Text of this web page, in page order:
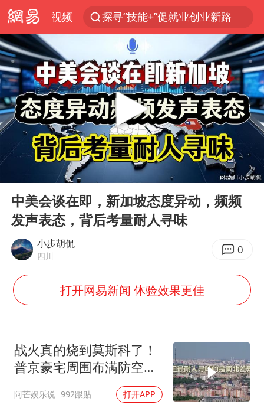
视频
探寻“技能+”促就业创业新路
41岁女子为鼓励女儿考上985研究生
美国退回1000亿美元关税
24小时不关空调 电费反而更低？
维持强台风级！白海豚直奔华东沿海
河南试行周五下午弹性离岗
李亚鹏向地铁吐血女孩捐99999元
要给全体职工“应休尽休”的底气
日本籍女网红在韩直播时自杀身亡
“天津之眼”摩天轮附近2人落水
余承东口误将24999元电脑报成2499
李嫣近照曝光
嘲讽周星驰无儿女没朋友 李修贤道歉
总书记关心百姓身边这些民生大事
Play
12:52
中美会谈在即，新加坡态度异动，频频
发声表态，背后考量耐人寻味
小步胡侃
四川 0
打开网易新闻 体验效果更佳
战火真的烧到莫斯科了！
普京豪宅周围布满防空
塔，大战一触即发2
阿芒娱乐说 992跟贴 打开APP